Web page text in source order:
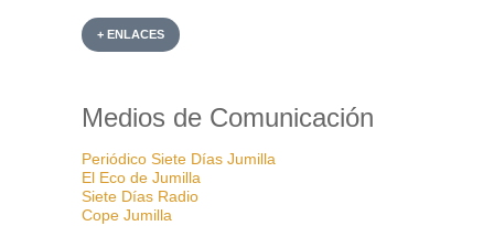
+ ENLACES
Medios de Comunicación
Periódico Siete Días Jumilla
El Eco de Jumilla
Siete Días Radio
Cope Jumilla